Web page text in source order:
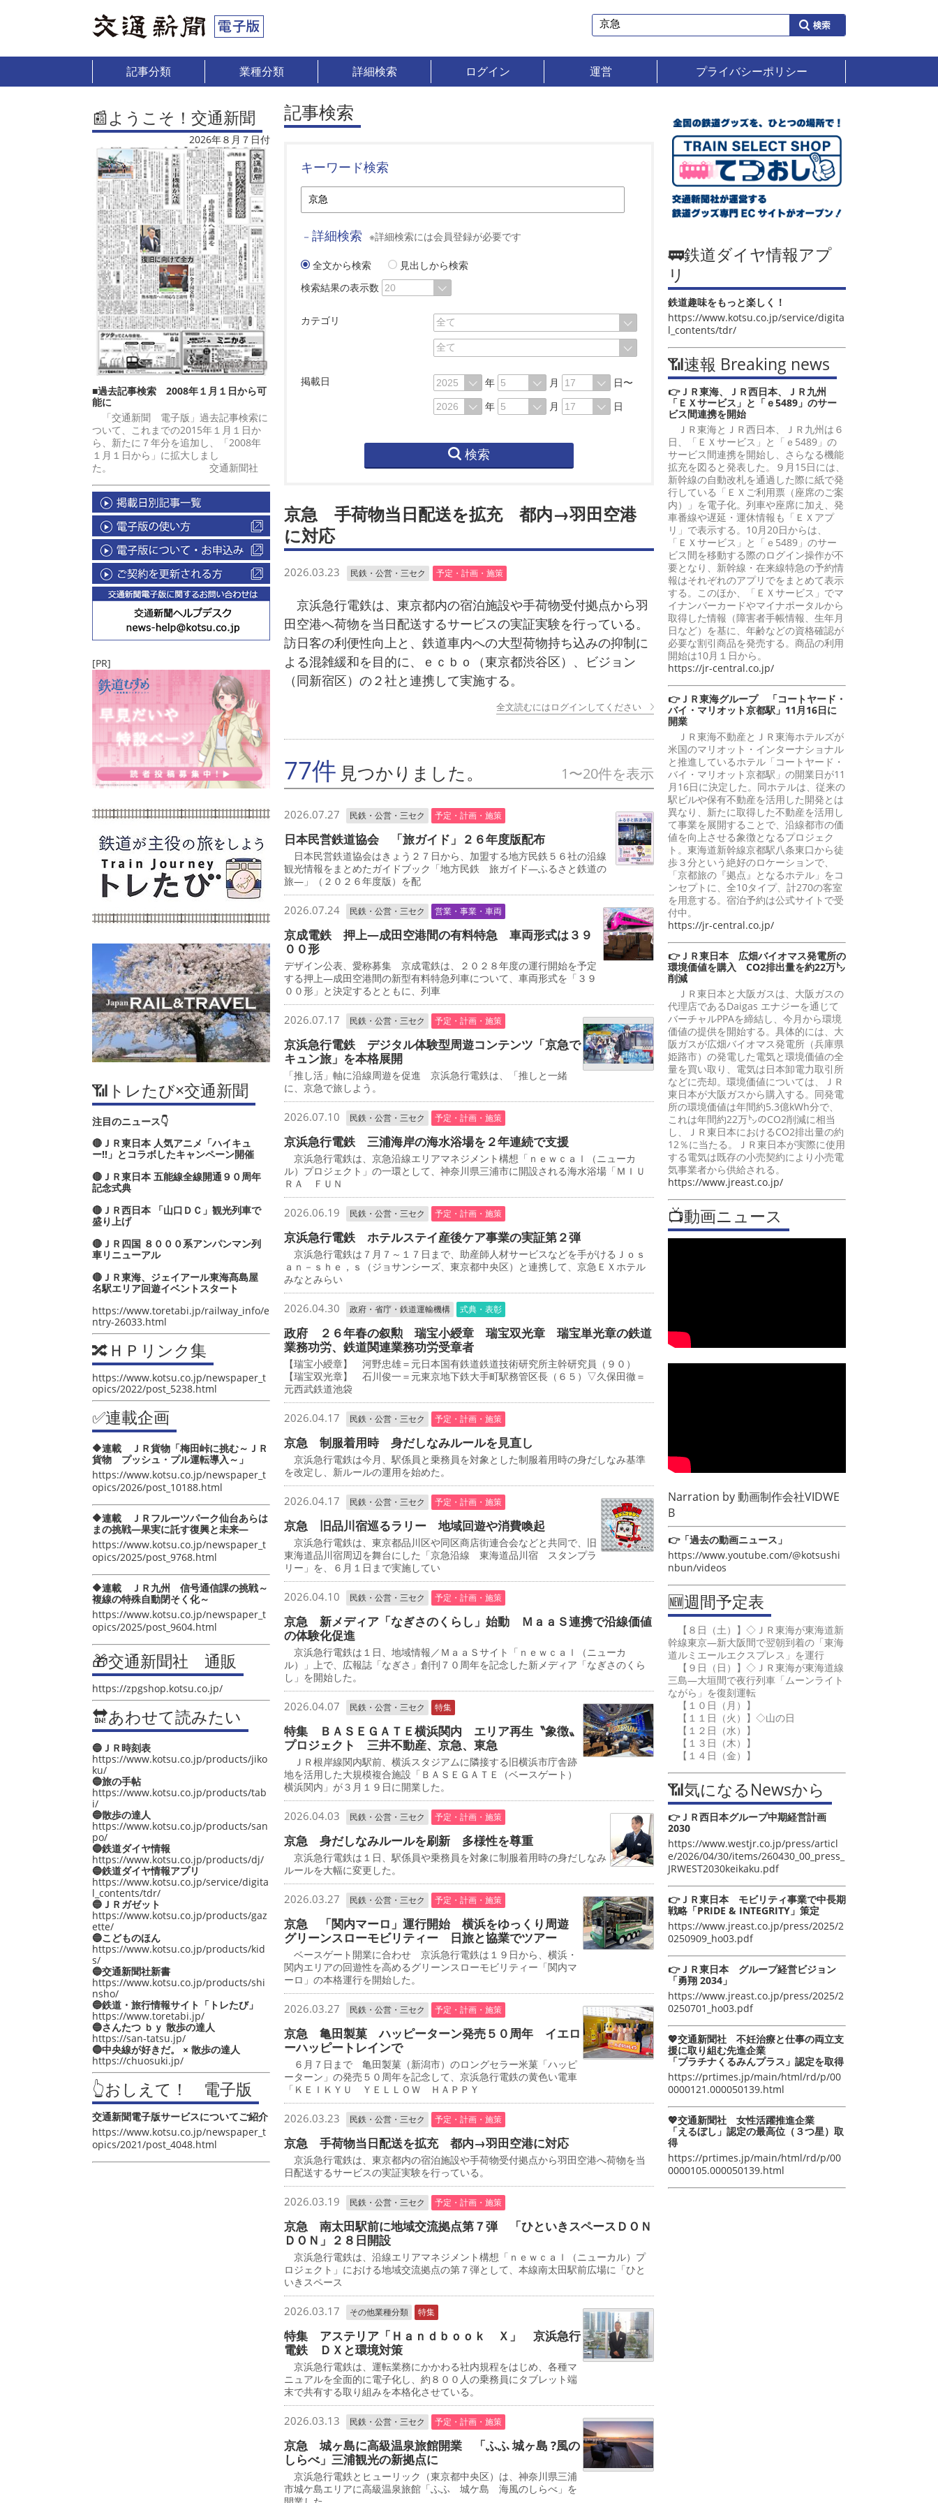
記事分類 業種分類 詳細検索 ログイン 運営 プライバシーポリシー
📰ようこそ！交通新聞
2026年８月７日付
■過去記事検索 2008年１月１日から可
能に
「交通新聞 電子版」過去記事検索に
ついて、これまでの2015年１月１日か
ら、新たに７年分を追加し、「2008年
１月１日から」に拡大しまし
た。 交通新聞社
[PR]
📶トレたび×交通新聞
注目のニュース👇
🔴ＪＲ東日本 人気アニメ「ハイキュ
ー‼」とコラボしたキャンペーン開催
🔴ＪＲ東日本 五能線全線開通９０周年
記念式典
🔴ＪＲ西日本 「山口ＤＣ」観光列車で
盛り上げ
🔴ＪＲ四国 ８０００系アンパンマン列
車リニューアル
🔴ＪＲ東海、ジェイアール東海髙島屋
名駅エリア回遊イベントスタート
https://www.toretabi.jp/railway_info/e
ntry-26033.html
🔀ＨＰリンク集
https://www.kotsu.co.jp/newspaper_t
opics/2022/post_5238.html
✅連載企画
🔶連載 ＪＲ貨物「梅田峠に挑む～ＪＲ
貨物 プッシュ・プル運転導入～」
https://www.kotsu.co.jp/newspaper_t
opics/2026/post_10188.html
🔶連載 ＪＲフルーツパーク仙台あらは
まの挑戦―果実に託す復興と未来―
https://www.kotsu.co.jp/newspaper_t
opics/2025/post_9768.html
🔶連載 ＪＲ九州 信号通信課の挑戦～
複線の特殊自動閉そく化～
https://www.kotsu.co.jp/newspaper_t
opics/2025/post_9604.html
🎁交通新聞社 通販
https://zpgshop.kotsu.co.jp/
🔛あわせて読みたい
🔵ＪＲ時刻表
https://www.kotsu.co.jp/products/jiko
ku/
🔵旅の手帖
https://www.kotsu.co.jp/products/tab
i/
🔵散歩の達人
https://www.kotsu.co.jp/products/san
po/
🔵鉄道ダイヤ情報
https://www.kotsu.co.jp/products/dj/
🔵鉄道ダイヤ情報アプリ
https://www.kotsu.co.jp/service/digita
l_contents/tdr/
🔵ＪＲガゼット
https://www.kotsu.co.jp/products/gaz
ette/
🔵こどものほん
https://www.kotsu.co.jp/products/kid
s/
🔵交通新聞社新書
https://www.kotsu.co.jp/products/shi
nsho/
🔵鉄道・旅行情報サイト「トレたび」
https://www.toretabi.jp/
🔵さんたつ ｂｙ 散歩の達人
https://san-tatsu.jp/
🔵中央線が好きだ。 × 散歩の達人
https://chuosuki.jp/
👆おしえて！ 電子版
交通新聞電子版サービスについてご紹介
https://www.kotsu.co.jp/newspaper_t
opics/2021/post_4048.html
記事検索
キーワード検索
－ 詳細検索 ※詳細検索には会員登録が必要です
全文から検索
見出しから検索
検索結果の表示数
カテゴリ
掲載日 年 月
日〜
年
月 日
検索
京急 手荷物当日配送を拡充 都内→羽田空港
に対応
2026.03.23 民鉄・公営・三セク 予定・計画・施策
京浜急行電鉄は、東京都内の宿泊施設や手荷物受付拠点から羽
田空港へ荷物を当日配送するサービスの実証実験を行っている。
訪日客の利便性向上と、鉄道車内への大型荷物持ち込みの抑制に
よる混雑緩和を目的に、ｅｃｂｏ（東京都渋谷区）、ビジョン
（同新宿区）の２社と連携して実施する。
全文読むにはログインしてください
77件 見つかりました。 1〜20件を表示
2026.07.27 民鉄・公営・三セク 予定・計画・施策
日本民営鉄道協会 「旅ガイド」２６年度版配布
日本民営鉄道協会はきょう２７日から、加盟する地方民鉄５６社の沿線
観光情報をまとめたガイドブック「地方民鉄 旅ガイド―ふるさと鉄道の
旅―」（２０２６年度版）を配
2026.07.24 民鉄・公営・三セク 営業・事業・車両
京成電鉄 押上―成田空港間の有料特急 車両形式は３９
００形
デザイン公表、愛称募集 京成電鉄は、２０２８年度の運行開始を予定
する押上―成田空港間の新型有料特急列車について、車両形式を「３９
００形」と決定するとともに、列車
2026.07.17 民鉄・公営・三セク 予定・計画・施策
京浜急行電鉄 デジタル体験型周遊コンテンツ「京急で
キュン旅」を本格展開
「推し活」軸に沿線周遊を促進 京浜急行電鉄は、「推しと一緒
に、京急で旅しよう。
2026.07.10 民鉄・公営・三セク 予定・計画・施策
京浜急行電鉄 三浦海岸の海水浴場を２年連続で支援
京浜急行電鉄は、京急沿線エリアマネジメント構想「ｎｅｗｃａｌ（ニューカ
ル）プロジェクト」の一環として、神奈川県三浦市に開設される海水浴場「ＭＩＵ
ＲＡ ＦＵＮ
2026.06.19 民鉄・公営・三セク 予定・計画・施策
京浜急行電鉄 ホテルステイ産後ケア事業の実証第２弾
京浜急行電鉄は７月７～１７日まで、助産師人材サービスなどを手がけるＪｏｓ
ａｎ－ｓｈｅ，ｓ（ジョサンシーズ、東京都中央区）と連携して、京急ＥＸホテル
みなとみらい
2026.04.30 政府・省庁・鉄道運輸機構 式典・表彰
政府 ２６年春の叙勲 瑞宝小綬章 瑞宝双光章 瑞宝単光章の鉄道
業務功労、鉄道関連業務功労受章者
【瑞宝小綬章】 河野忠雄＝元日本国有鉄道鉄道技術研究所主幹研究員（９０）
【瑞宝双光章】 石川俊一＝元東京地下鉄大手町駅務管区長（６５）▽久保田徹＝
元西武鉄道池袋
2026.04.17 民鉄・公営・三セク 予定・計画・施策
京急 制服着用時 身だしなみルールを見直し
京浜急行電鉄は今月、駅係員と乗務員を対象とした制服着用時の身だしなみ基準
を改定し、新ルールの運用を始めた。
2026.04.17 民鉄・公営・三セク 予定・計画・施策
京急 旧品川宿巡るラリー 地域回遊や消費喚起
京浜急行電鉄は、東京都品川区や同区商店街連合会などと共同で、旧
東海道品川宿周辺を舞台にした「京急沿線 東海道品川宿 スタンプラ
リー」を、６月１日まで実施してい
2026.04.10 民鉄・公営・三セク 予定・計画・施策
京急 新メディア「なぎさのくらし」始動 ＭａａＳ連携で沿線価値
の体験化促進
京浜急行電鉄は１日、地域情報／ＭａａＳサイト「ｎｅｗｃａｌ（ニューカ
ル）」上で、広報誌「なぎさ」創刊７０周年を記念した新メディア「なぎさのくら
し」を開始した。
2026.04.07 民鉄・公営・三セク 特集
特集 ＢＡＳＥＧＡＴＥ横浜関内 エリア再生〝象徴〟
プロジェクト 三井不動産、京急、東急
ＪＲ根岸線関内駅前、横浜スタジアムに隣接する旧横浜市庁舎跡
地を活用した大規模複合施設「ＢＡＳＥＧＡＴＥ（ベースゲート）
横浜関内」が３月１９日に開業した。
2026.04.03 民鉄・公営・三セク 予定・計画・施策
京急 身だしなみルールを刷新 多様性を尊重
京浜急行電鉄は１日、駅係員や乗務員を対象に制服着用時の身だしなみ
ルールを大幅に変更した。
2026.03.27 民鉄・公営・三セク 予定・計画・施策
京急 「関内マーロ」運行開始 横浜をゆっくり周遊
グリーンスローモビリティー 日旅と協業でツアー
ベースゲート開業に合わせ 京浜急行電鉄は１９日から、横浜・
関内エリアの回遊性を高めるグリーンスローモビリティー「関内マ
ーロ」の本格運行を開始した。
2026.03.27 民鉄・公営・三セク 予定・計画・施策
京急 亀田製菓 ハッピーターン発売５０周年 イエロ
ーハッピートレインで
６月７日まで 亀田製菓（新潟市）のロングセラー米菓「ハッピ
ーターン」の発売５０周年を記念して、京浜急行電鉄の黄色い電車
「ＫＥＩＫＹＵ ＹＥＬＬＯＷ ＨＡＰＰＹ
2026.03.23 民鉄・公営・三セク 予定・計画・施策
京急 手荷物当日配送を拡充 都内→羽田空港に対応
京浜急行電鉄は、東京都内の宿泊施設や手荷物受付拠点から羽田空港へ荷物を当
日配送するサービスの実証実験を行っている。
2026.03.19 民鉄・公営・三セク 予定・計画・施策
京急 南太田駅前に地域交流拠点第７弾 「ひといきスペースＤＯＮ
ＤＯＮ」２８日開設
京浜急行電鉄は、沿線エリアマネジメント構想「ｎｅｗｃａｌ（ニューカル）プ
ロジェクト」における地域交流拠点の第７弾として、本線南太田駅前広場に「ひと
いきスペース
2026.03.17 その他業種分類 特集
特集 アステリア「Ｈａｎｄｂｏｏｋ Ｘ」 京浜急行
電鉄 ＤＸと環境対策
京浜急行電鉄は、運転業務にかかわる社内規程をはじめ、各種マ
ニュアルを全面的に電子化し、約８００人の乗務員にタブレット端
末で共有する取り組みを本格化させている。
2026.03.13 民鉄・公営・三セク 予定・計画・施策
京急 城ヶ島に高級温泉旅館開業 「ふふ 城ヶ島 ?風の
しらべ」三浦観光の新拠点に
京浜急行電鉄とヒューリック（東京都中央区）は、神奈川県三浦
市城ケ島エリアに高級温泉旅館「ふふ 城ケ島 海風のしらべ」を
🚃鉄道ダイヤ情報アプ
リ
鉄道趣味をもっと楽しく！
https://www.kotsu.co.jp/service/digita
l_contents/tdr/
📶速報 Breaking news
👉ＪＲ東海、ＪＲ西日本、ＪＲ九州
「ＥＸサービス」と「ｅ5489」のサー
ビス間連携を開始
ＪＲ東海とＪＲ西日本、ＪＲ九州は６
日、「ＥＸサービス」と「ｅ5489」の
サービス間連携を開始し、さらなる機能
拡充を図ると発表した。９月15日には、
新幹線の自動改札を通過した際に紙で発
行している「ＥＸご利用票（座席のご案
内）」を電子化。列車や座席に加え、発
車番線や遅延・運休情報も「ＥＸアプ
リ」で表示する。10月20日からは、
「ＥＸサービス」と「ｅ5489」のサー
ビス間を移動する際のログイン操作が不
要となり、新幹線・在来線特急の予約情
報はそれぞれのアプリでをまとめて表示
する。このほか、「ＥＸサービス」でマ
イナンバーカードやマイナポータルから
取得した情報（障害者手帳情報、生年月
日など）を基に、年齢などの資格確認が
必要な割引商品を発売する。商品の利用
開始は10月１日から。
https://jr-central.co.jp/
👉ＪＲ東海グループ 「コートヤード・
バイ・マリオット京都駅」11月16日に
開業
ＪＲ東海不動産とＪＲ東海ホテルズが
米国のマリオット・インターナショナル
と推進しているホテル「コートヤード・
バイ・マリオット京都駅」の開業日が11
月16日に決定した。同ホテルは、従来の
駅ビルや保有不動産を活用した開発とは
異なり、新たに取得した不動産を活用し
て事業を展開することで、沿線都市の価
値を向上させる象徴となるプロジェク
ト。東海道新幹線京都駅八条東口から徒
歩３分という絶好のロケーションで、
「京都旅の『拠点』となるホテル」をコ
ンセプトに、全10タイプ、計270の客室
を用意する。宿泊予約は公式サイトで受
付中。
https://jr-central.co.jp/
👉ＪＲ東日本 広畑バイオマス発電所の
環境価値を購入 CO2排出量を約22万㌧
削減
ＪＲ東日本と大阪ガスは、大阪ガスの
代理店であるDaigas エナジーを通じて
バーチャルPPAを締結し、今月から環境
価値の提供を開始する。具体的には、大
阪ガスが広畑バイオマス発電所（兵庫県
姫路市）の発電した電気と環境価値の全
量を買い取り、電気は日本卸電力取引所
などに売却。環境価値については、ＪＲ
東日本が大阪ガスから購入する。同発電
所の環境価値は年間約5.3億kWh分で、
これは年間約22万㌧のCO2削減に相当
し、ＪＲ東日本におけるCO2排出量の約
12％に当たる。ＪＲ東日本が実際に使用
する電気は既存の小売契約により小売電
気事業者から供給される。
https://www.jreast.co.jp/
📺動画ニュース
Narration by動画制作会社VIDWE
B
👉「過去の動画ニュース」
https://www.youtube.com/@kotsushi
nbun/videos
🆕週間予定表
【８日（土）】◇ＪＲ東海が東海道新
幹線東京―新大阪間で翌朝到着の「東海
道ルミエールエクスプレス」を運行
【９日（日）】◇ＪＲ東海が東海道線
三島―大垣間で夜行列車「ムーンライト
ながら」を復刻運転
【１０日（月）】
【１１日（火）】◇山の日
【１２日（水）】
【１３日（木）】
【１４日（金）】
📶気になるNewsから
👉ＪＲ西日本グループ中期経営計画
2030
https://www.westjr.co.jp/press/articl
e/2026/04/30/items/260430_00_press_
JRWEST2030keikaku.pdf
👉ＪＲ東日本 モビリティ事業で中長期
戦略「PRIDE & INTEGRITY」策定
https://www.jreast.co.jp/press/2025/2
0250909_ho03.pdf
👉ＪＲ東日本 グループ経営ビジョン
「勇翔 2034」
https://www.jreast.co.jp/press/2025/2
0250701_ho03.pdf
💖交通新聞社 不妊治療と仕事の両立支
援に取り組む先進企業
「プラチナくるみんプラス」認定を取得
https://prtimes.jp/main/html/rd/p/00
0000121.000050139.html
💖交通新聞社 女性活躍推進企業
「えるぼし」認定の最高位（３つ星）取
得
https://prtimes.jp/main/html/rd/p/00
0000105.000050139.html